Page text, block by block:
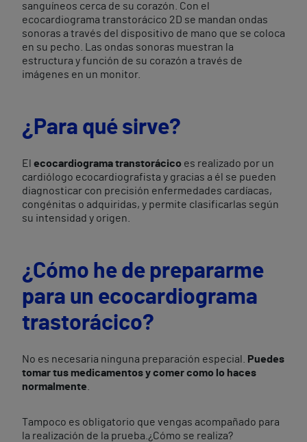
sanguíneos cerca de su corazón. Con el
ecocardiograma transtorácico 2D se mandan ondas
sonoras a través del dispositivo de mano que se coloca
en su pecho. Las ondas sonoras muestran la
estructura y función de su corazón a través de
imágenes en un monitor.
¿Para qué sirve?
El ecocardiograma transtorácico es realizado por un
cardiólogo ecocardiografista y gracias a él se pueden
diagnosticar con precisión enfermedades cardíacas,
congénitas o adquiridas, y permite clasificarlas según
su intensidad y origen.
¿Cómo he de prepararme
para un ecocardiograma
trastorácico?
No es necesaria ninguna preparación especial.
Puedes
tomar tus medicamentos y comer como lo haces
normalmente
Tampoco es obligatorio que vengas acompañado para
la realización de la prueba.¿Cómo se realiza?